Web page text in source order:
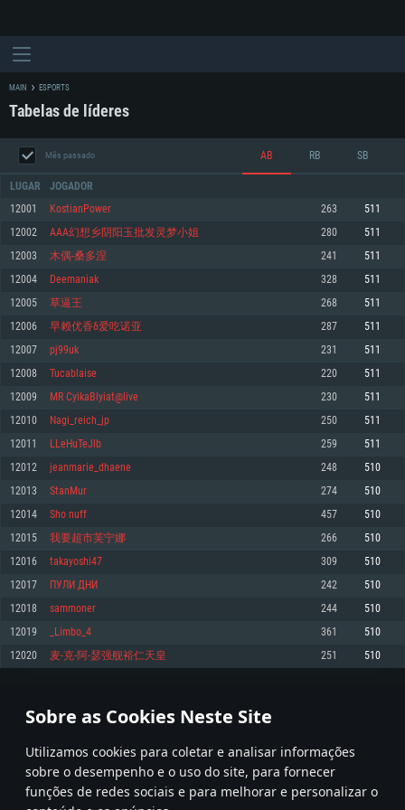
Sobre as Cookies Neste Site
Utilizamos cookies para coletar e analisar informações
sobre o desempenho e o uso do site, para fornecer
funções de redes sociais e para melhorar e personalizar o
REQUERIMENTOS DE SISTEMA
Mínimo
Sistema Operativo: Windows 10 (64 bit)
Processador: Dual-Core 2.2 GHz
Memória: 4GB
Placa Gráfica: Placa com DirectX 11: AMD Radeon 77XX / NVIDIA GeForce
GTX 660. Resolução mínima suportada: 720p
Network: Internet de banda larga.
Disco: 23,1 GB
Recomendado
superior, Radeon RX 570 ou superior
Disco: 75,9 GB
Mínimo
Sistema Operativo: Mac OS Big Sur 11.0 ou versão mais recente
Processador: Core i5 2.2GHz mínimo (Intel Xeon não suportado)
Memória: 6 GB
Placa Gráfica: Intel Iris Pro 5200 (Mac), equivalentes AMD/Nvidia para Mac.
Resolução mínima suportada: 720p com suporte Metal.
Network: Internet de banda larga.
Disco: 21,5 GB
Recomendado
Network: Internet de banda larga.
Mínimo
Sistema Operativo: Distribuições mais modernas do Linux de 64bit
Processador: Dual-Core 2.4 GHz
Memória: 4 GB
Placa Gráfica: NVIDIA 660 com os drivers mais recentes (não mais de 6
meses) / equivalentes AMD com os drivers mais recentes com suporte
Vulkan (não mais de 6 meses); Resolução mínima suportada: 720p.
Network: Internet de banda larga.
Disco: 21,5 GB
Recomendado
Sistema Operativo: Ubuntu 20.04 64bit
Processador: Intel Core i7
Memória: 16 GB
Placa Gráfica: NVIDIA 1060 com os drivers mais recentes (não mais de 6
meses) / equivalentes AMD (Radeon RX 570) com os drivers mais recentes
Network: Internet de banda larga.
MAIN ESPORTS
Tabelas de líderes
Mês passado AB RB SB
LUGAR JOGADOR
12001 KostianPower 263 511
12002 AAA幻想乡阴阳玉批发灵梦小姐 280 511
12003 木偶-桑多涅 241 511
12004 Deemaniak 328 511
12005 草逼王 268 511
12006 早赖优香δ爱吃诺亚 287 511
12007 pj99uk 231 511
12008 Tucablaise 220 511
12009 MR CyikaBlyiat@live 230 511
12010 Nagi_reich_jp 250 511
12011 LLeHuTeJlb 259 511
12012 jeanmarie_dhaene 248 510
12013 StanMur 274 510
12014 Sho nuff 457 510
12015 我要超市芙宁娜 266 510
12016 takayoshi47 309 510
12017 ПУЛИ ДНИ 242 510
12018 sammoner 244 510
12019 _Limbo_4 361 510
12020 麦-克-阿-瑟强舰裕仁天皇 251 510